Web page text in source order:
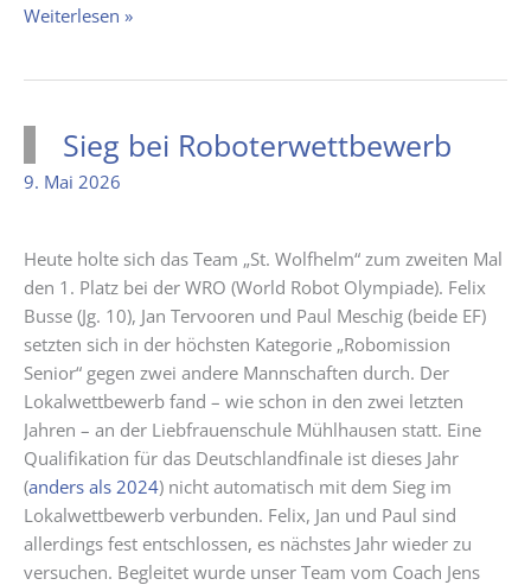
Besuch
im
Landtag
NRW
Weiterlesen »
Sieg bei Roboterwettbewerb
9. Mai 2026
Heute holte sich das Team „St. Wolfhelm“ zum zweiten Mal
den 1. Platz bei der WRO (World Robot Olympiade). Felix
Busse (Jg. 10), Jan Tervooren und Paul Meschig (beide EF)
setzten sich in der höchsten Kategorie „Robomission
Senior“ gegen zwei andere Mannschaften durch. Der
Lokalwettbewerb fand – wie schon in den zwei letzten
Jahren – an der Liebfrauenschule Mühlhausen statt. Eine
Qualifikation für das Deutschlandfinale ist dieses Jahr
(anders als 2024) nicht automatisch mit dem Sieg im
Lokalwettbewerb verbunden. Felix, Jan und Paul sind
allerdings fest entschlossen, es nächstes Jahr wieder zu
versuchen. Begleitet wurde unser Team vom Coach Jens